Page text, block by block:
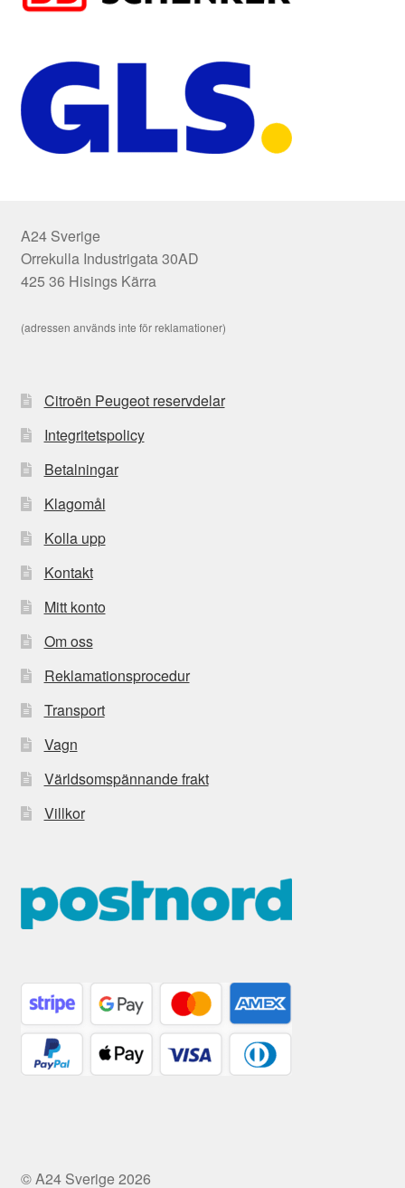
A24 Sverige
Orrekulla Industrigata 30AD
425 36 Hisings Kärra
(adressen används inte för reklamationer)
Citroën Peugeot reservdelar
Integritetspolicy
Betalningar
Klagomål
Kolla upp
Kontakt
Mitt konto
Om oss
Reklamationsprocedur
Transport
Vagn
Världsomspännande frakt
Villkor
© A24 Sverige 2026